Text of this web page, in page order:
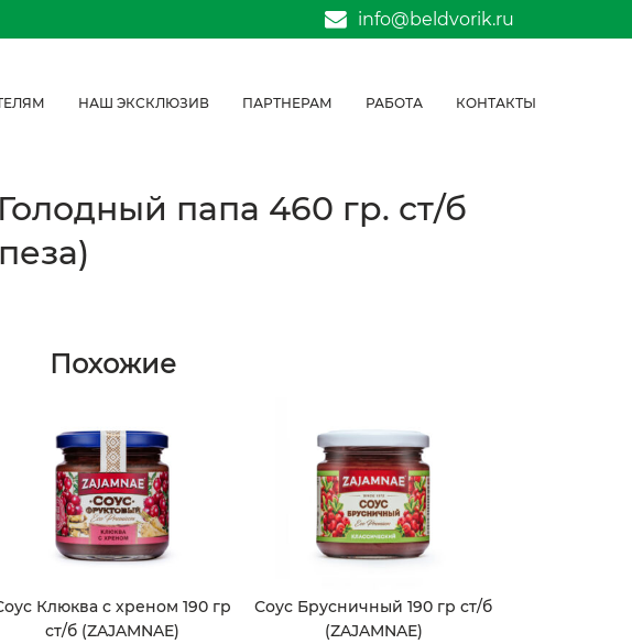
info@beldvorik.ru
НАШ ЭКСКЛЮЗИВ ПАРТНЕРАМ РАБОТА КОНТАКТЫ
папа 460 гр. ст/б
Похожие
Клюква с хреном 190 гр
ст/б (ZAJAMNAE)
Соус Брусничный 190 гр ст/б
(ZAJAMNAE)